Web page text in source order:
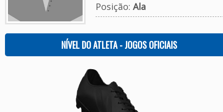
Posição: Ala
NÍVEL DO ATLETA - JOGOS OFICIAIS